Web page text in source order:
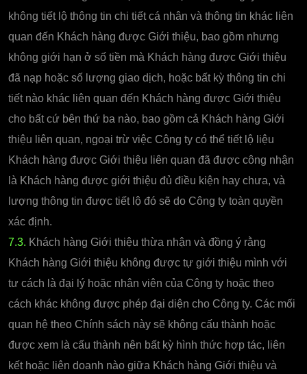
không tiết lộ thông tin chi tiết cá nhân và thông tin khác liên
quan đến Khách hàng được Giới thiệu, bao gồm nhưng
không giới hạn ở số tiền mà Khách hàng được Giới thiệu
đã nạp hoặc số lượng giao dịch, hoặc bất kỳ thông tin chi
tiết nào khác liên quan đến Khách hàng được Giới thiệu
cho bất cứ bên thứ ba nào, bao gồm cả Khách hàng Giới
thiệu liên quan, ngoại trừ việc Công ty có thể tiết lộ liệu
Khách hàng được Giới thiệu liên quan đã được công nhận
là Khách hàng được giới thiệu đủ điều kiện hay chưa, và
lượng thông tin được tiết lộ đó sẽ do Công ty toàn quyền
xác định.
7.3. Khách hàng Giới thiệu thừa nhận và đồng ý rằng
Khách hàng Giới thiệu không được tự giới thiệu mình với
tư cách là đại lý hoặc nhân viên của Công ty hoặc theo
cách khác không được phép đại diện cho Công ty. Các mối
quan hệ theo Chính sách này sẽ không cấu thành hoặc
được xem là cấu thành nên bất kỳ hình thức hợp tác, liên
kết hoặc liên doanh nào giữa Khách hàng Giới thiệu và